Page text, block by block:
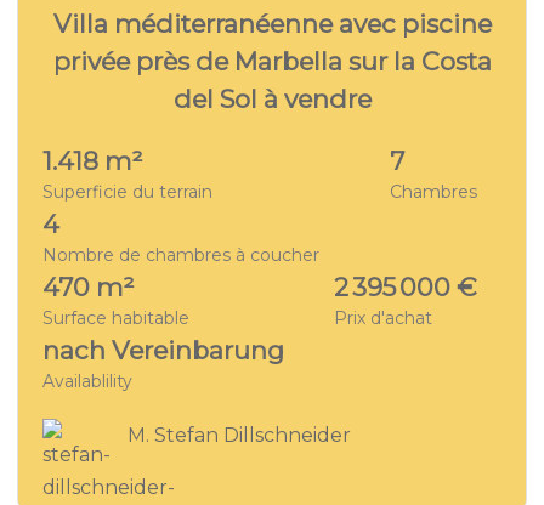
Villa méditerranéenne avec piscine
privée près de Marbella sur la Costa
del Sol à vendre
1.418 m²
Superficie du terrain
7
Chambres
4
Nombre de chambres à coucher
470 m²
Surface habitable
2 395 000 €
Prix d'achat
nach Vereinbarung
Availablility
M. Stefan Dillschneider